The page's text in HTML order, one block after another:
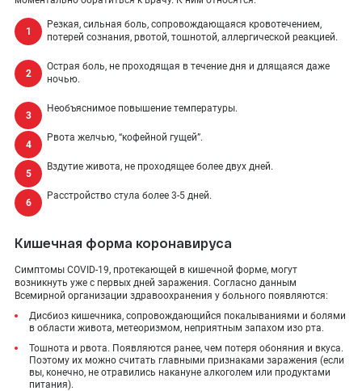
Резкая, сильная боль, сопровождающаяся кровотечением,
потерей сознания, рвотой, тошнотой, аллергической реакцией.
Острая боль, не проходящая в течение дня и длящаяся даже
ночью.
Необъяснимое повышение температуры.
Рвота желчью, “кофейной гущей”.
Вздутие живота, не проходящее более двух дней.
Расстройство стула более 3-5 дней.
Кишечная форма коронавируса
Симптомы COVID-19, протекающей в кишечной форме, могут
возникнуть уже с первых дней заражения. Согласно данным
Всемирной организации здравоохранения у больного появляются:
Дисбиоз кишечника, сопровождающийся покалываниями и болями
в области живота, метеоризмом, неприятным запахом изо рта.
Тошнота и рвота. Появляются ранее, чем потеря обоняния и вкуса.
Поэтому их можно считать главными признаками заражения (если
вы, конечно, не отравились накануне алкоголем или продуктами
питания).